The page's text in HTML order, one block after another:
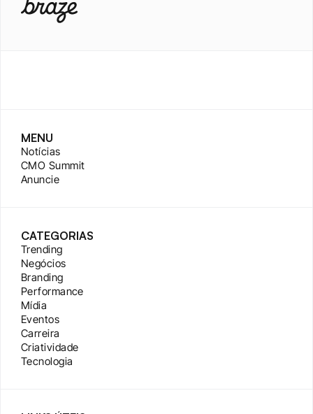
MENU
Notícias
CMO Summit
Anuncie
CATEGORIAS
Trending
Negócios
Branding
Performance
Mídia
Eventos
Carreira
Criatividade
Tecnologia